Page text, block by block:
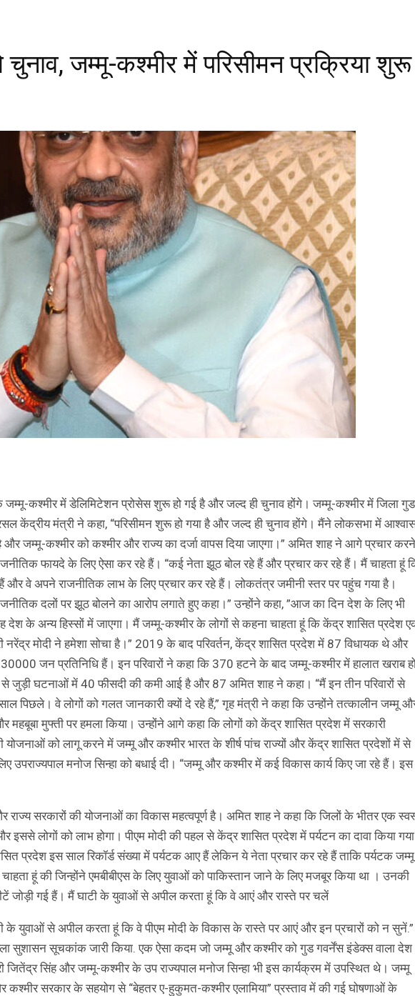
जम्मू-कश्मीर में परिसीमन प्रक्रिया शुरू
जम्मू-कश्मीर में डेलिमिटेशन प्रोसेस शुरू हो गई है और जल्द ही चुनाव होंगे। जम्मू-कश्मीर में जिला गुड
केंद्रीय मंत्री ने कहा, “परिसीमन शुरू हो गया है और जल्द ही चुनाव होंगे। मैंने लोकसभा में
और जम्मू-कश्मीर को कश्मीर और राज्य का दर्जा वापस दिया जाएगा।” अमित शाह ने आगे प्रचार करने
फायदे के लिए ऐसा कर रहे हैं। “कई नेता झूठ बोल रहे हैं और प्रचार कर रहे हैं। मैं चाहता हूं
और वे अपने राजनीतिक लाभ के लिए प्रचार कर रहे हैं। लोकतंत्र जमीनी स्तर पर पहुंच गया है।
दलों पर झूठ बोलने का आरोप लगाते हुए कहा।” उन्होंने कहा, ”आज का दिन देश के लिए भी
देश के अन्य हिस्सों में जाएगा। मैं जम्मू-कश्मीर के लोगों से कहना चाहता हूं कि केंद्र शासित प्रदेश
नरेंद्र मोदी ने हमेशा सोचा है।” 2019 के बाद परिवर्तन, केंद्र शासित प्रदेश में 87 विधायक थे और
जन प्रतिनिधि हैं। इन परिवारों ने कहा कि 370 हटने के बाद जम्मू-कश्मीर में हालात खराब
जुड़ी घटनाओं में 40 फीसदी की कमी आई है और 87 अमित शाह ने कहा। “मैं इन तीन परिवारों से
पिछले। वे लोगों को गलत जानकारी क्यों दे रहे हैं,” गृह मंत्री ने कहा कि उन्होंने तत्कालीन जम्मू
महबूबा मुफ्ती पर हमला किया। उन्होंने आगे कहा कि लोगों को केंद्र शासित प्रदेश में सरकारी
योजनाओं को लागू करने में जम्मू और कश्मीर भारत के शीर्ष पांच राज्यों और केंद्र शासित प्रदेशों में से
उपराज्यपाल मनोज सिन्हा को बधाई दी। “जम्मू और कश्मीर में कई विकास कार्य किए जा रहे हैं। इस
सरकारों की योजनाओं का विकास महत्वपूर्ण है। अमित शाह ने कहा कि जिलों के भीतर एक
इससे लोगों को लाभ होगा। पीएम मोदी की पहल से केंद्र शासित प्रदेश में पर्यटन का दावा किया
प्रदेश इस साल रिकॉर्ड संख्या में पर्यटक आए हैं लेकिन ये नेता प्रचार कर रहे हैं ताकि पर्यटक
हूं की जिन्होंने एमबीबीएस के लिए युवाओं को पाकिस्तान जाने के लिए मजबूर किया था । उनकी
जोड़ी गई हैं। मैं घाटी के युवाओं से अपील करता हूं कि वे आएं और रास्ते पर चलें
युवाओं से अपील करता हूं कि वे पीएम मोदी के विकास के रास्ते पर आएं और इन प्रचारों को न सुनें.”
सुशासन सूचकांक जारी किया. एक ऐसा कदम जो जम्मू और कश्मीर को गुड गवर्नेंस इंडेक्स वाला देश
जितेंद्र सिंह और जम्मू-कश्मीर के उप राज्यपाल मनोज सिन्हा भी इस कार्यक्रम में उपस्थित थे। जम्मू
कश्मीर सरकार के सहयोग से “बेहतर ए-हुकुमत-कश्मीर एलामिया” प्रस्ताव में की गई घोषणाओं के